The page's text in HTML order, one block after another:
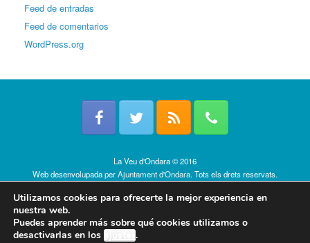
Feed de entradas
Feed de comentarios
WordPress.org
La Veu d'Ondara © 2016
Web desenvolupada perAjuntament d'Ondara. Tots els drets reservats.
Utilizamos cookies para ofrecerte la mejor experiencia en
nuestra web.
Puedes aprender más sobre qué cookies utilizamos o
desactivarlas en los ajustes.